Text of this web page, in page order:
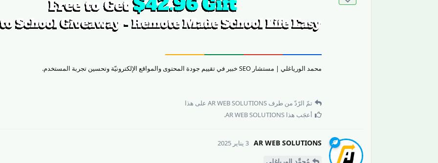
محمد الورياغلي | مستشار SEO خبير في تقييم جودة المحتوى والمواقع الإلكترونيّة وتحسين تجربة المستخدم.
تمّ الرّدّ من طرف AR WEB SOLUTIONS على هذا
أعجَب هذا AR WEB SOLUTIONS
.
AR WEB SOLUTIONS 3 يناير 2025